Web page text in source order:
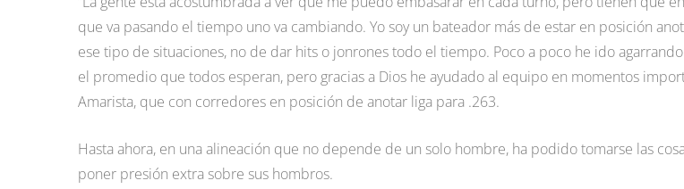
que va pasando el tiempo uno va cambiando. Yo soy un bateador más de estar en posición
ese tipo de situaciones, no de dar hits o jonrones todo el tiempo. Poco a poco he ido
el promedio que todos esperan, pero gracias a Dios he ayudado al equipo en momentos
Amarista, que con corredores en posición de anotar liga para .263.
Hasta ahora, en una alineación que no depende de un solo hombre, ha podido tomarse las
poner presión extra sobre sus hombros.